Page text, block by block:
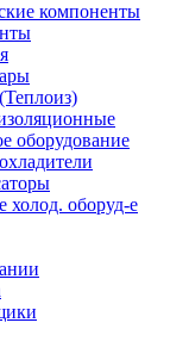
компоненты
оборудование
холод. оборуд-е